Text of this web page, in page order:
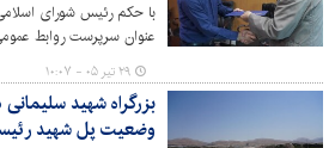
با حکم رئیس شورای
عنوان سرپرست روابط
منصوب شد.
۲۹ تیر ۰۵ - ۱۰:۰۷
بزرگراه شهید سلیمانی
وضعیت پل شهید